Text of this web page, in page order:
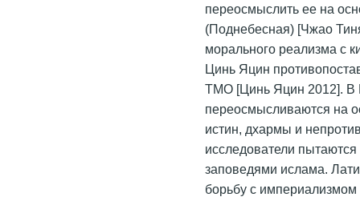
переосмыслить ее на
(Поднебесная) [Чжао
морального реализма с
Цинь Яцин
ТМО [Цинь Яцин 2012]. В
переосмысливаются на
истин, дхармы и
исследователи
заповедями ислама.
борьбу с